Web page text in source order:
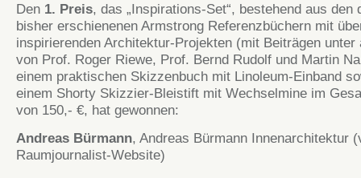
Den 1. Preis, das „Inspirations-Set“, bestehend aus den
bisher erschienenen Armstrong Referenzbüchern mit
inspirierenden Architektur-Projekten (mit Beiträgen unter
von Prof. Roger Riewe, Prof. Bernd Rudolf und Martin
einem praktischen Skizzenbuch mit Linoleum-Einband
einem Shorty Skizzier-Bleistift mit Wechselmine im
von 150,- €, hat gewonnen:
Andreas Bürmann, Andreas Bürmann Innenarchitektur
Raumjournalist-Website)